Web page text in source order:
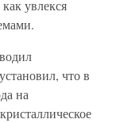
увлекся
что в
на